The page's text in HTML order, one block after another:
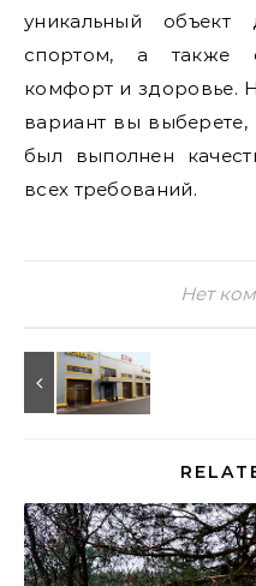
уникальный
спортом, а также
комфорт и здоровье.
вариант вы
был выполнен
всех требований.
Нет